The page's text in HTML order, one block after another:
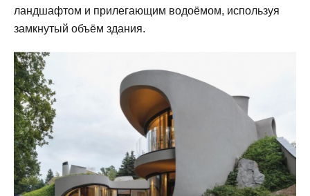
ландшафтом и прилегающим водоёмом, используя
замкнутый объём здания.